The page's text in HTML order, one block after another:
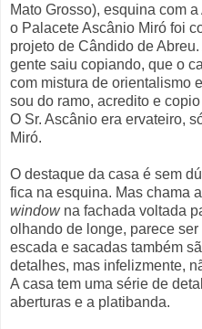
Mato Grosso), esquina com
o Palacete Ascânio Miró foi
projeto de Cândido de
gente saiu copiando, que o
com mistura de orientalismo
sou do ramo, acredito e
O Sr. Ascânio era ervateiro,
Miró.
O destaque da casa é sem
fica na esquina. Mas chama
windowna fachada voltada
olhando de longe, parece
escada e sacadas também
detalhes, mas infelizmente,
A casa tem uma série de
aberturas e a platibanda.